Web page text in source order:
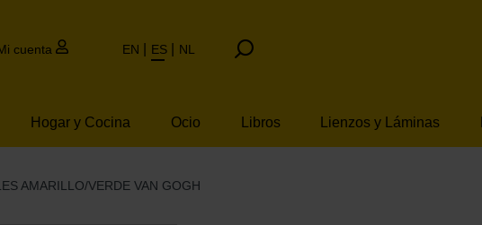
cuenta EN ES NL
Hogar y Cocina Ocio Libros Lienzos y Láminas
AMARILLO/VERDE VAN GOGH